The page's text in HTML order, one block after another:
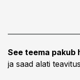
See teema pakub
ja saad alati